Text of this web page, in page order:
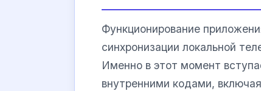
Функционирование
синхронизации локальной
Именно в этот момент
внутренними кодами, включая